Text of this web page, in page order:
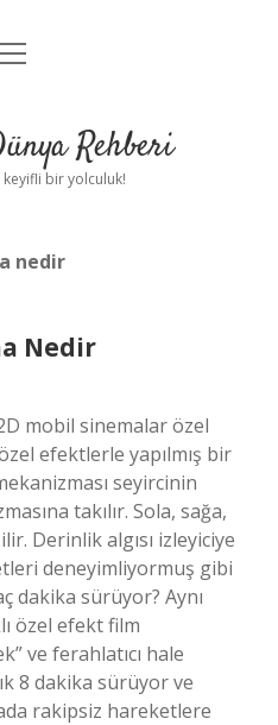
Uyarı Rehberi
bir yolculuk!
nedir
Nedir
mobil sinemalar özel
efektlerle yapılmış bir
seyircinin
takılır. Sola, sağa,
Derinlik algısı izleyiciye
deneyimliyormuş gibi
dakika sürüyor? Aynı
özel efekt film
ve ferahlatıcı hale
8 dakika sürüyor ve
rakipsiz hareketlere